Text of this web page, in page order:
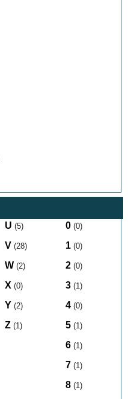
U (5)
V (28)
W (2)
X (0)
Y (2)
Z (1)
0 (0)
1 (0)
2 (0)
3 (1)
4 (0)
5 (1)
6 (1)
7 (1)
8 (1)